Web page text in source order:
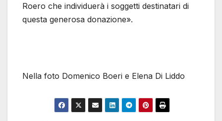
Roero che individuerà i soggetti destinatari di
questa generosa donazione».
Nella foto Domenico Boeri e Elena Di Liddo